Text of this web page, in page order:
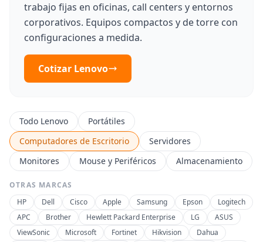
trabajo fijas en oficinas, call centers y entornos
corporativos. Equipos compactos y de torre con
configuraciones a medida.
Cotizar Lenovo
Todo Lenovo
Portátiles
Computadores de Escritorio
Servidores
Monitores
Mouse y Periféricos Almacenamiento
OTRAS MARCAS
HP
Dell Cisco Apple Samsung Epson
Logitech
APC
Brother Hewlett Packard Enterprise LG
ASUS
ViewSonic
Microsoft Fortinet Hikvision
Dahua